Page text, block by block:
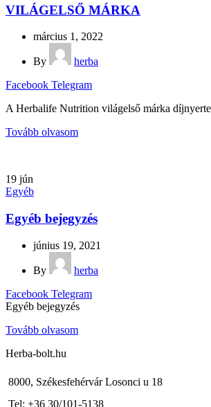
VILÁGELSŐ MÁRKA
március 1, 2022
By
herba
Facebook Telegram
A Herbalife Nutrition világelső márka
Tovább olvasom
19 jún
Egyéb
Egyéb bejegyzés
június 19, 2021
By
herba
Facebook Telegram
Egyéb bejegyzés
Tovább olvasom
Herba-bolt.hu
8000, Székesfehérvár Losonci u 18
Tel: +36 30/101-5138